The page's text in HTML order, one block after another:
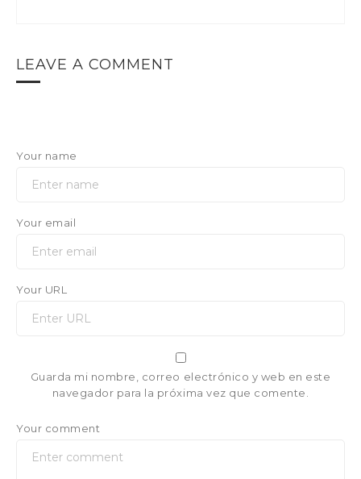
LEAVE A COMMENT
Your name
Your email
Your URL
Guarda mi nombre, correo electrónico y web en este
navegador para la próxima vez que comente.
Your comment